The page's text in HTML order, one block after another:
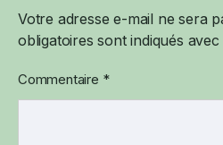
Votre adresse e-mail ne sera
obligatoires sont indiqués avec
Commentaire *
Alternative: